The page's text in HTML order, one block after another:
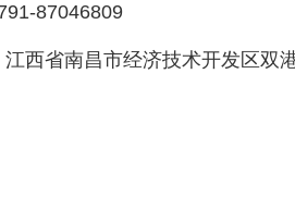
87046809
西省南昌市经济技术开发区双